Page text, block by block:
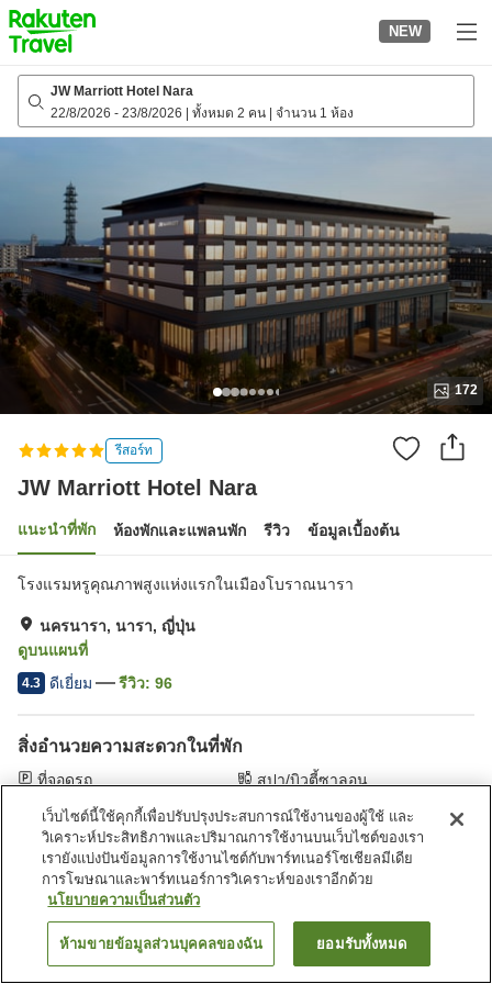
to
top
page
NEW
JW Marriott Hotel Nara
22/8/2026 - 23/8/2026 ทั้งหมด 2 คน จำนวน 1 ห้อง
172
รีสอร์ท
JW Marriott Hotel Nara
แนะนำที่พัก ห้องพักและแพลนพัก รีวิว ข้อมูลเบื้องต้น
โรงแรมหรูคุณภาพสูงแห่งแรกในเมืองโบราณนารา
นครนารา, นารา, ญี่ปุ่น
ดูบนแผนที่
4.3 ดีเยี่ยม รีวิว: 96
สิ่งอำนวยความสะดวกในที่พัก
ที่จอดรถ
สปา/บิวตี้ซาลอน
หน้าแรก ญี่ปุ่น นารา นครนารา JW Marriott Hotel Nara
ค้นหาห้องพัก
เว็บไซต์นี้ใช้คุกกี้เพื่อปรับปรุงประสบการณ์ใช้งานของผู้ใช้ และ
วิเคราะห์ประสิทธิภาพและปริมาณการใช้งานบนเว็บไซต์ของเรา
เรายังแบ่งปันข้อมูลการใช้งานไซต์กับพาร์ทเนอร์โซเชียลมีเดีย
การโฆษณาและพาร์ทเนอร์การวิเคราะห์ของเราอีกด้วย
นโยบายความเป็นส่วนตัว
ห้ามขายข้อมูลส่วนบุคคลของฉัน ยอมรับทั้งหมด